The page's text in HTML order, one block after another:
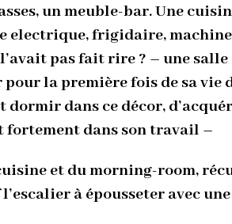
un meuble-bar. Une
electrique, frigidaire,
l’avait pas fait rire ? – une
la première fois de sa
dans ce décor,
fortement dans son travail –
et du morning-room,
à épousseter avec